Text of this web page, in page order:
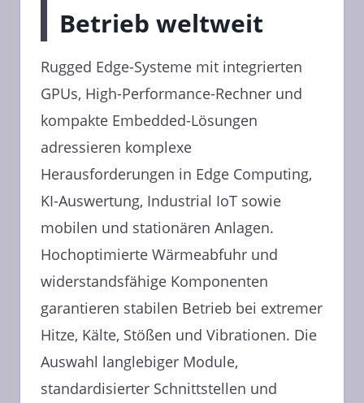
Betrieb weltweit
Rugged Edge-Systeme mit integrierten
GPUs, High-Performance-Rechner und
kompakte Embedded-Lösungen
adressieren komplexe
Herausforderungen in Edge Computing,
KI-Auswertung, Industrial IoT sowie
mobilen und stationären Anlagen.
Hochoptimierte Wärmeabfuhr und
widerstandsfähige Komponenten
garantieren stabilen Betrieb bei extremer
Hitze, Kälte, Stößen und Vibrationen. Die
Auswahl langlebiger Module,
standardisierter Schnittstellen und